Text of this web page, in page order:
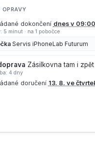
dokončení dnes v 09:00
5 minut · na 1 pobočce
Servis iPhoneLab Futurum
Zásilkovna tam i zpět
4 dny
doručení 13. 8. ve